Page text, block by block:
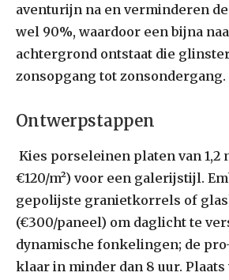
aventurijn na en verminderen
wel 90%, waardoor een bijna
achtergrond ontstaat die
zonsopgang tot zonsondergang.
Ontwerpstappen
Kies porseleinen platen van 1,2
€120/m²) voor een galerijstijl.
gepolijste granietkorrels of
(€300/paneel) om daglicht te
dynamische fonkelingen; de
klaar in minder dan 8 uur.